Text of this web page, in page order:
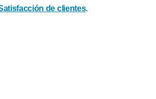
de clientes.